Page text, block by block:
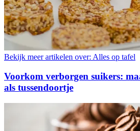
Bekijk meer artikelen over: Alles op tafel
Voorkom verborgen suikers:
als tussendoortje